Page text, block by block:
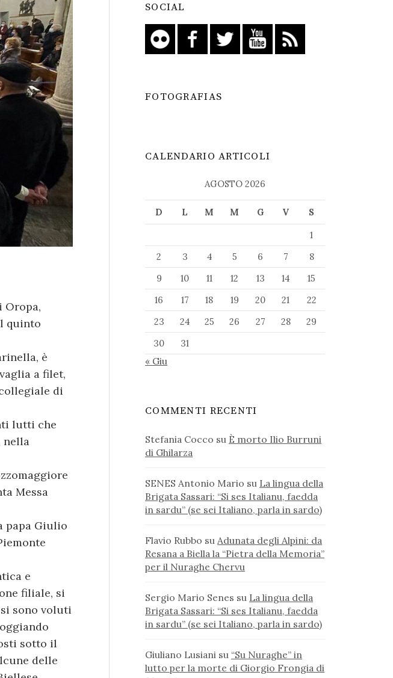
Oropa,
quinto
è
a filet,
di
lutti che
nella
Messa
papa Giulio
e
filiale, si
sono voluti
sotto il
delle
SOCIAL
FOTOGRAFIAS
CALENDARIO ARTICOLI
AGOSTO 2026
D L M M G V
S
1
2
3 4 5 6 7
8
9
10 11 12 13 14
15
16
17 18 19 20 21
22
23
24 25 26 27 28
29
30
31
« Giu
COMMENTI RECENTI
Stefania Cocco su È morto Ilio Burruni
di Ghilarza
SENES Antonio Mario su La lingua della
Brigata Sassari: “Si ses Italianu, faedda
in sardu” (se sei Italiano, parla in sardo)
Flavio Rubbo su Adunata degli Alpini: da
Resana a Biella la “Pietra della Memoria”
per il Nuraghe Chervu
Sergio Mario Senes su La lingua della
Brigata Sassari: “Si ses Italianu, faedda
in sardu” (se sei Italiano, parla in sardo)
Giuliano Lusiani su “Su Nuraghe” in
lutto per la morte di Giorgio Frongia di